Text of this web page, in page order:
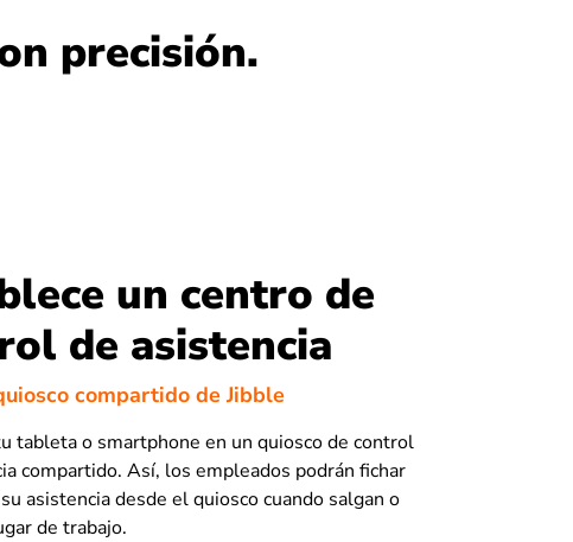
precisión.
un centro de
de asistencia
compartido de Jibble
tableta o smartphone en un quiosco de control
compartido. Así, los empleados podrán fichar
asistencia desde el quiosco cuando salgan o
de trabajo.